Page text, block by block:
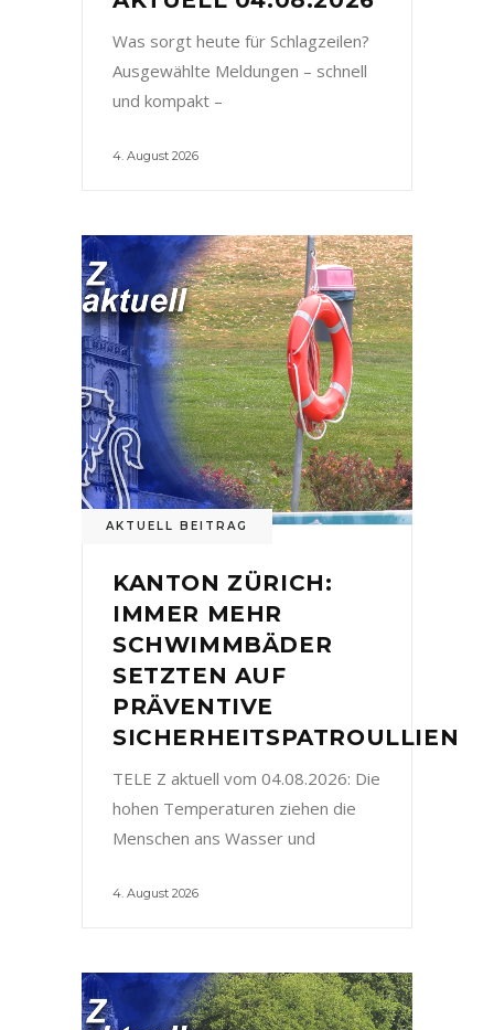
Was sorgt heute für Schlagzeilen?
Ausgewählte Meldungen – schnell
und kompakt –
4. August 2026
AKTUELL BEITRAG
KANTON ZÜRICH:
IMMER MEHR
SCHWIMMBÄDER
SETZTEN AUF
PRÄVENTIVE
SICHERHEITSPATROULLIEN
TELE Z aktuell vom 04.08.2026: Die
hohen Temperaturen ziehen die
Menschen ans Wasser und
4. August 2026